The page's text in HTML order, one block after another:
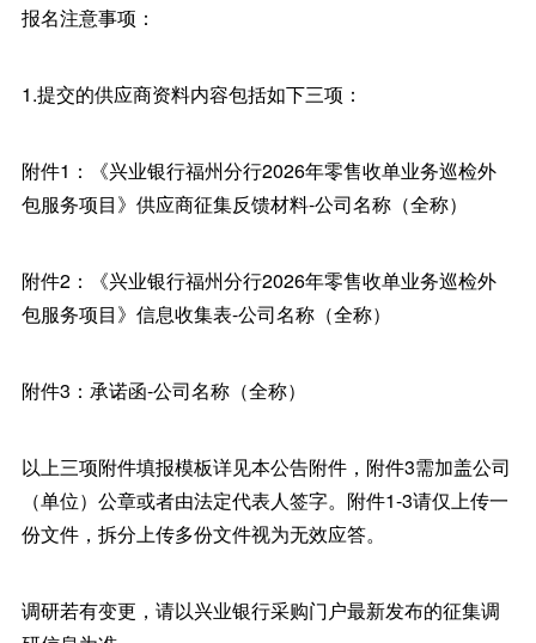
报名注意事项：
1.提交的供应商资料内容包括如下三项：
附件1：《兴业银行福州分行2026年零售收单业务巡检外
包服务项目》供应商征集反馈材料-公司名称（全称）
附件2：《兴业银行福州分行2026年零售收单业务巡检外
包服务项目》信息收集表-公司名称（全称）
附件3：承诺函-公司名称（全称）
以上三项附件填报模板详见本公告附件，附件3需加盖公司
（单位）公章或者由法定代表人签字。附件1-3请仅上传一
份文件，拆分上传多份文件视为无效应答。
调研若有变更，请以兴业银行采购门户最新发布的征集调